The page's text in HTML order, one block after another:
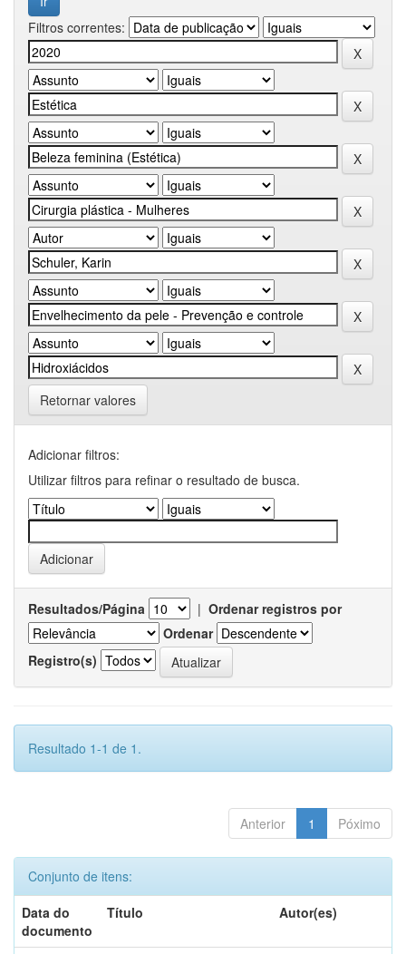
Filtros correntes:
Retornar valores
Adicionar filtros:
Utilizar filtros para refinar o resultado de busca.
Resultados/Página | Ordenar registros por
Ordenar
Registro(s)
Resultado 1-1 de 1.
Anterior 1 Póximo
Conjunto de itens:
Data do
documento
Título Autor(es)